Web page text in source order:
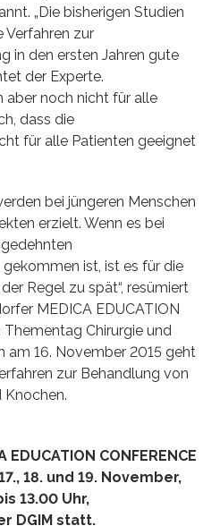
„Die bisherigen Studien
Verfahren zur
in den ersten Jahren gute
der Experte.
aber noch nicht für alle
dass die
für alle Patienten geeignet
bei jüngeren Menschen
erzielt. Wenn es bei
ist, ist es für die
Regel zu spät“, resümiert
MEDICA EDUCATION
Thementag Chirurgie und
am 16. November 2015 geht
zur Behandlung von
Knochen.
CONFERENCE
18. und 19. November,
13.00 Uhr,
DGIM statt.